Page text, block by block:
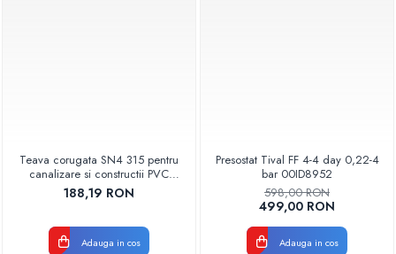
Teava corugata SN4 315 pentru
canalizare si constructii PVC
BUCATA DE 1 METRU
188,19 RON
Adauga in cos
Presostat Tival FF 4-4 day 0,22-4
bar 00ID8952
598,00 RON
499,00 RON
Adauga in cos